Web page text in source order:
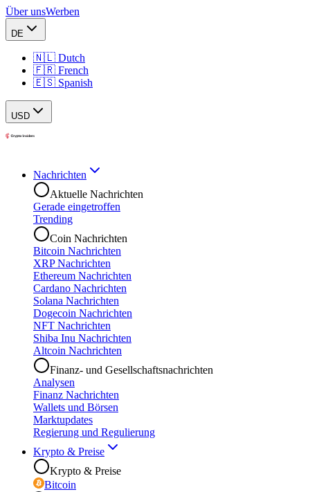
Über unsWerben
DE
🇳🇱 Dutch
🇫🇷 French
🇪🇸 Spanish
USD
Nachrichten
Aktuelle Nachrichten
Gerade eingetroffen
Trending
Coin Nachrichten
Bitcoin Nachrichten
XRP Nachrichten
Ethereum Nachrichten
Cardano Nachrichten
Solana Nachrichten
Dogecoin Nachrichten
NFT Nachrichten
Shiba Inu Nachrichten
Altcoin Nachrichten
Finanz- und Gesellschaftsnachrichten
Analysen
Finanz Nachrichten
Wallets und Börsen
Marktupdates
Regierung und Regulierung
Krypto & Preise
Krypto & Preise
Bitcoin